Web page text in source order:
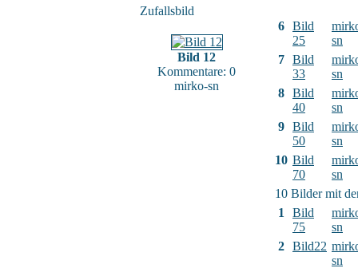
Zufallsbild
Bild 12
Kommentare: 0
mirko-sn
6 Bild
25
sn
7 Bild
33
sn
8 Bild
40
sn
9 Bild
50
sn
10 Bild
70
sn
10 Bilder mit
1
Bild
75
sn
2 Bild22
sn